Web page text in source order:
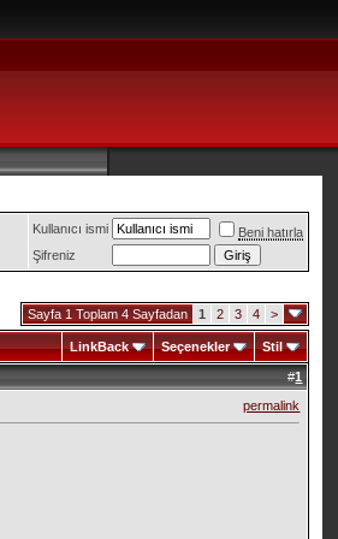
Kullanıcı ismi
Beni hatırla
Şifreniz
Sayfa 1 Toplam 4 Sayfadan 1 2 3 4 >
LinkBack Seçenekler Stil
#1
permalink